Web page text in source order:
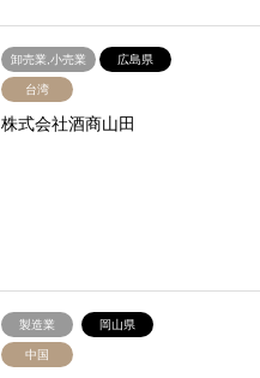
卸売業,小売業 広島県
台湾
株式会社酒商山田
製造業 岡山県
中国